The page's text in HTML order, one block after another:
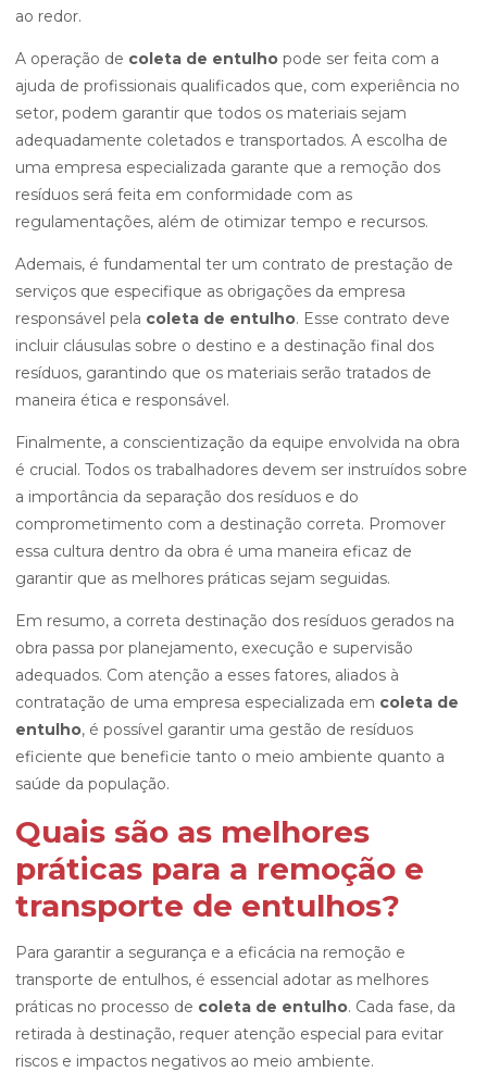
ao redor.
A operação de coleta de entulho pode ser feita com a
ajuda de profissionais qualificados que, com experiência no
setor, podem garantir que todos os materiais sejam
adequadamente coletados e transportados. A escolha de
uma empresa especializada garante que a remoção dos
resíduos será feita em conformidade com as
regulamentações, além de otimizar tempo e recursos.
Ademais, é fundamental ter um contrato de prestação de
serviços que especifique as obrigações da empresa
responsável pela coleta de entulho. Esse contrato deve
incluir cláusulas sobre o destino e a destinação final dos
resíduos, garantindo que os materiais serão tratados de
maneira ética e responsável.
Finalmente, a conscientização da equipe envolvida na obra
é crucial. Todos os trabalhadores devem ser instruídos sobre
a importância da separação dos resíduos e do
comprometimento com a destinação correta. Promover
essa cultura dentro da obra é uma maneira eficaz de
garantir que as melhores práticas sejam seguidas.
Em resumo, a correta destinação dos resíduos gerados na
obra passa por planejamento, execução e supervisão
adequados. Com atenção a esses fatores, aliados à
contratação de uma empresa especializada em coleta de
entulho, é possível garantir uma gestão de resíduos
eficiente que beneficie tanto o meio ambiente quanto a
saúde da população.
Quais são as melhores
práticas para a remoção e
transporte de entulhos?
Para garantir a segurança e a eficácia na remoção e
transporte de entulhos, é essencial adotar as melhores
práticas no processo de coleta de entulho. Cada fase, da
retirada à destinação, requer atenção especial para evitar
riscos e impactos negativos ao meio ambiente.